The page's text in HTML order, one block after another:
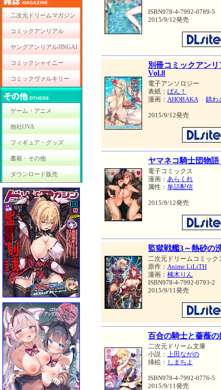
二次元ドリームマガジン
コミックアンリアル
ヤングアンリアルJINGAI
コミックシャイニー
コミックヴァルキリー
ゲーム・アニメ
他社OVA
フィギュア・グッズ
書籍・その他
ダウンロード販売
ISBN978-4-7992-0789-5
2015/9/12発売
別冊コミックアン
Vol.8
電子アンソロジー
表紙： ばん！
漫画： AHOBAKA 錆わ
2015/9/12発売
ヤマネコ騎士団物
電子コミックス
漫画： あらくれ
属性： 単話配信
2015/9/12発売
監獄戦艦3～熱砂の
二次元ドリームコミック
原作： Anime LiLiTH
漫画： 楠木りん
ISBN978-4-7992-0793-2
2015/9/11発売
百合の騎士と薔薇の
二次元ドリーム文庫
小説： 上田ながの
挿絵： しまちよ
ISBN978-4-7992-0776-5
2015/9/11発売